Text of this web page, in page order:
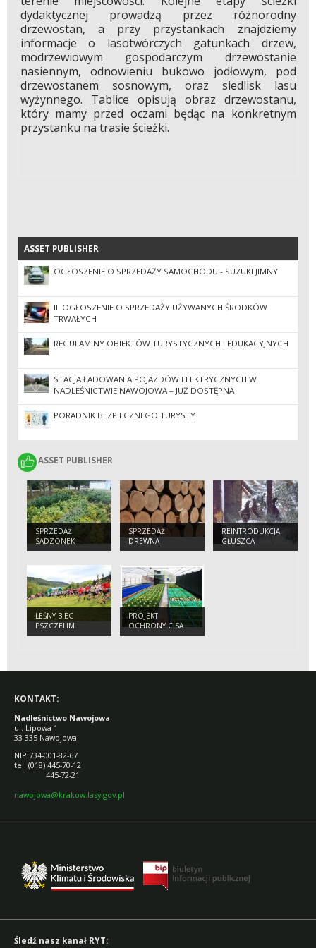
dydaktycznej prowadzą przez różnorodny
drzewostan, a przy przystankach znajdziemy
informacje o lasotwórczych gatunkach drzew,
modrzewiowym gospodarczym drzewostanie
nasiennym, odnowieniu bukowo jodłowym, pod
drzewostanem sosnowym, oraz siedlisk lasu
wyżynnego. Tablice opisują obraz drzewostanu,
który mamy przed oczami będąc na konkretnym
przystanku na trasie ścieżki.
ASSET PUBLISHER
ASSET PUBLISHER
OGŁOSZENIE O SPRZEDAŻY SAMOCHODU - SUZUKI JIMNY
III OGŁOSZENIE O SPRZEDAŻY UŻYWANYCH ŚRODKÓW
TRWAŁYCH
REGULAMINY OBIEKTÓW TURYSTYCZNYCH I EDUKACYJNYCH
STACJA ŁADOWANIA POJAZDÓW ELEKTRYCZNYCH W
NADLEŚNICTWIE NAWOJOWA – JUŻ DOSTĘPNA
PORADNIK BEZPIECZNEGO TURYSTY
ASSET PUBLISHER
ASSET PUBLISHER
SPRZEDAŻ
SADZONEK
SPRZEDAŻ
DREWNA
REINTRODUKCJA
GŁUSZCA
LEŚNY BIEG
PSZCZELIM
SZLAKIEM
PROJEKT
OCHRONY CISA
KONTAKT:
Nadleśnictwo Nawojowa
ul. Lipowa 1
33-335 Nawojowa
NIP:734-001-82-67
tel. (018) 445-70-12
445-72-21
nawojowa@krakow.lasy.gov.pl
Śledź nasz kanał RYT: